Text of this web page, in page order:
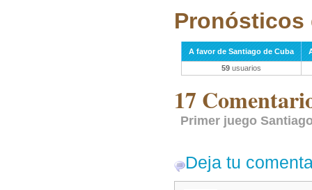
Pronósticos
A favor de Santiago de Cuba
59 usuarios
17
Primer juego
Deja tu